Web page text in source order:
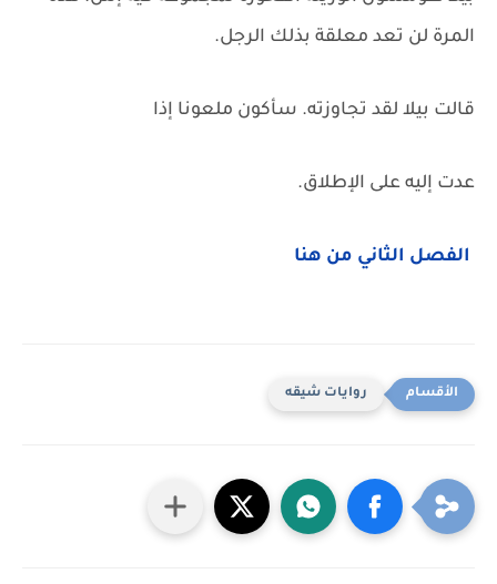
المرة لن تعد معلقة بذلك الرجل.
قالت بيلا لقد تجاوزته. سأكون ملعونا إذا
عدت إليه على الإطلاق.
الفصل الثاني من هنا
روايات شيقه